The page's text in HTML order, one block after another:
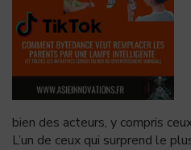
bien des acteurs, y compris
L’un de ceux qui surprend le